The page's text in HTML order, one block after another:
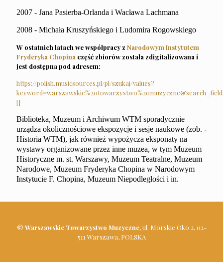
2007 - Jana Pasierba-Orlanda i Wacława Lachmana
2008 - Michała Kruszyńskiego i Ludomira Rogowskiego
W ostatnich latach we współpracy z Narodowym Instytutem
Fryderyka Chopina część zbiorów została zdigitalizowana i
jest dostępna pod adresem:
https://polish.musicsources.pl/pl/szukaj/values?
[]
Biblioteka, Muzeum i Archiwum WTM sporadycznie
urządza okolicznościowe ekspozycje i sesje naukowe (zob. -
Historia WTM), jak również wypożycza eksponaty na
wystawy organizowane przez inne muzea, w tym Muzeum
Historyczne m. st. Warszawy, Muzeum Teatralne, Muzeum
Narodowe, Muzeum Fryderyka Chopina w Narodowym
Instytucie F. Chopina, Muzeum Niepodległości i in.
© Warszawskie Towarzystwo Muzyczne, ul. Morskie Oko 2, 02-
511 Warszawa, POLSKA